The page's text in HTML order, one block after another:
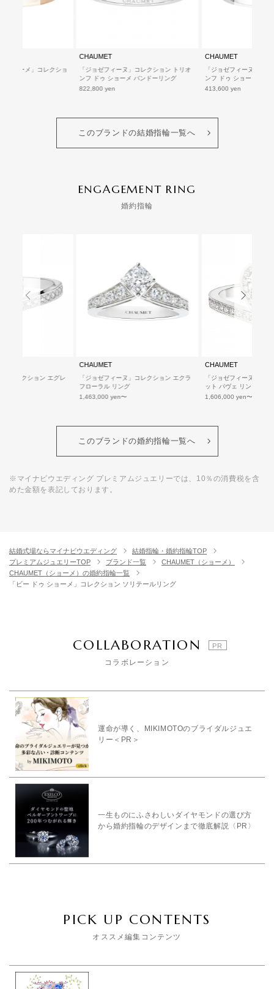
ショーメ」コレクショ
CHAUMET
「ジョゼフィーヌ」コレクション トリオ
ンフ ドゥ ショーメ バンドーリング
822,800 yen
CHAUMET
「ジョゼフィーヌ」コ
ンフ ドゥ ショーメ マリ
413,600 yen
このブランドの結婚指輪一覧へ
ENGAGEMENT RING
婚約指輪
」コレクション エグレ
CHAUMET
「ジョゼフィーヌ」コレクション エクラ
フローラル リング
1,463,000 yen
CHAUMET
「ジョゼフィーヌ」コ
ット パヴェ リング
1,606,000 yen
このブランドの婚約指輪一覧へ
※マイナビウエディング プレミアムジュエリーでは、10％の消費税を含
めた金額を表記しております。
結婚式場ならマイナビウエディング
結婚指輪・婚約指輪TOP
プレミアムジュエリーTOP
ブランド一覧
CHAUMET（ショーメ）
CHAUMET（ショーメ）の婚約指輪一覧
「ビー ドゥ ショーメ」コレクション ソリテールリング
COLLABORATION
コラボレーション
運命が導く、MIKIMOTOのブライダルジュエ
リー＜PR＞
一生ものにふさわしいダイヤモンドの選び方
から婚約指輪のデザインまで徹底解説〈PR〉
PICK UP CONTENTS
オススメ編集コンテンツ